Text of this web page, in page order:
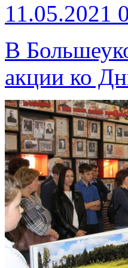
11.05.2021
В
акции ко